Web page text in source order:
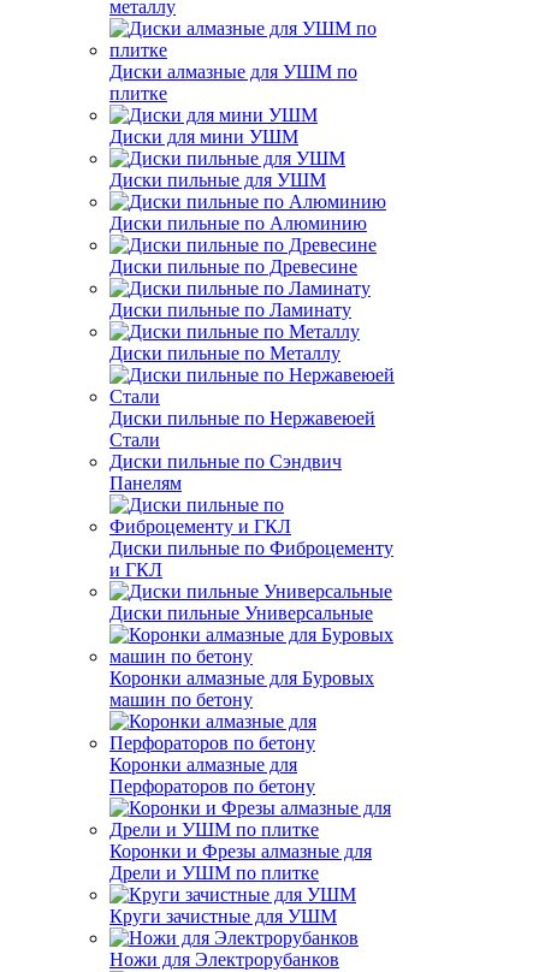
металлу
Диски алмазные для УШМ по
плитке
Диски для мини УШМ
Диски пильные для УШМ
Диски пильные по Алюминию
Диски пильные по Древесине
Диски пильные по Ламинату
Диски пильные по Металлу
Диски пильные по Нержавеюей
Стали
Диски пильные по Сэндвич
Панелям
Диски пильные по Фиброцементу
и ГКЛ
Диски пильные Универсальные
Коронки алмазные для Буровых
машин по бетону
Коронки алмазные для
Перфораторов по бетону
Коронки и Фрезы алмазные для
Дрели и УШМ по плитке
Круги зачистные для УШМ
Ножи для Электрорубанков